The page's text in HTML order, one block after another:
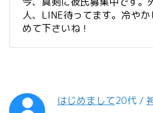
人、LINE待ってます。冷や
めて下さいね！
はじめまして20代 /